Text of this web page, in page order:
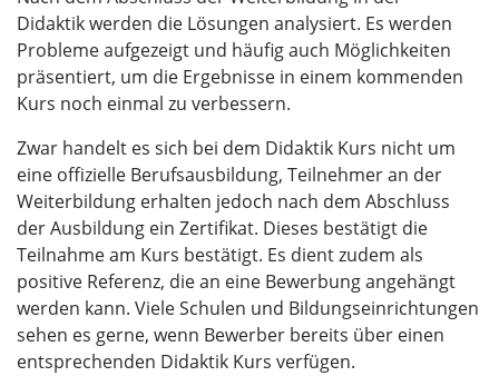
Didaktik werden die Lösungen analysiert. Es werden
Probleme aufgezeigt und häufig auch Möglichkeiten
präsentiert, um die Ergebnisse in einem kommenden
Kurs noch einmal zu verbessern.
Zwar handelt es sich bei dem Didaktik Kurs nicht um
eine offizielle Berufsausbildung, Teilnehmer an der
Weiterbildung erhalten jedoch nach dem Abschluss
der Ausbildung ein Zertifikat. Dieses bestätigt die
Teilnahme am Kurs bestätigt. Es dient zudem als
positive Referenz, die an eine Bewerbung angehängt
werden kann. Viele Schulen und Bildungseinrichtungen
sehen es gerne, wenn Bewerber bereits über einen
entsprechenden Didaktik Kurs verfügen.